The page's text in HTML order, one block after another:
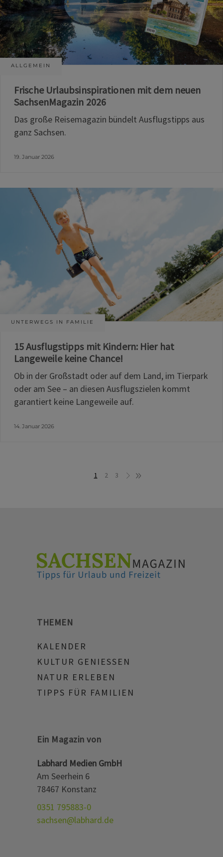
ALLGEMEIN
Frische Urlaubsinspirationen mit dem neuen
SachsenMagazin 2026
Das große Reisemagazin bündelt Ausflugstipps aus
ganz Sachsen.
19. Januar 2026
UNTERWEGS IN FAMILIE
15 Ausflugstipps mit Kindern: Hier hat
Langeweile keine Chance!
Ob in der Großstadt oder auf dem Land, im Tierpark
oder am See – an diesen Ausflugszielen kommt
garantiert keine Langeweile auf.
14. Januar 2026
1 2 3
THEMEN
KALENDER
KULTUR GENIESSEN
NATUR ERLEBEN
TIPPS FÜR FAMILIEN
Ein Magazin von
Labhard Medien GmbH
Am Seerhein 6
78467 Konstanz
0351 795883-0
sachsen@labhard.de